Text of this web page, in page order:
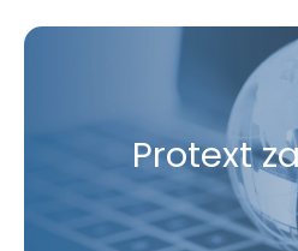
Protext